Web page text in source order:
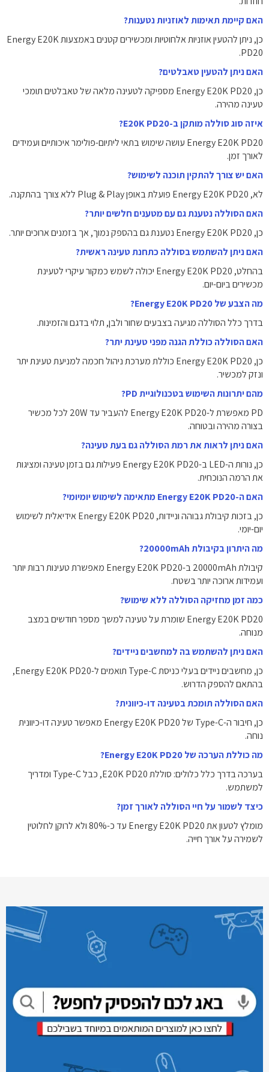
האם קיימת תאימות לאוזניות נטענות?
כן, ניתן להטעין אוזניות אלחוטיות ומכשירים קטנים באמצעות Energy E20K
PD20.
האם ניתן להטעין טאבלטים?
כן, Energy E20K PD20 מספיקה לטעינה מלאה של טאבלטים תומכי
טעינה מהירה.
איזה סוג סוללה מותקן ב-E20K PD20?
Energy E20K PD20 עושה שימוש בתאי ליתיום-פולימר איכותיים ועמידים
לאורך זמן.
האם יש צורך להתקין תוכנה לשימוש?
לא, Energy E20K PD20 פועלת באופן Plug & Play ללא צורך בהתקנה.
האם הסוללה נטענת גם עם מטענים חלשים יותר?
כן, Energy E20K PD20 נטענת גם בהספק נמוך, אך בזמנים ארוכים יותר.
האם ניתן להשתמש בסוללה כתחנת טעינה ראשית?
בהחלט, Energy E20K PD20 יכולה לשמש כמקור עיקרי לטעינת
מכשירים ביום-יום.
מה הצבע של Energy E20K PD20?
בדרך כלל הסוללה מגיעה בצבעים שחור ולבן, תלוי בדגם והזמינות.
האם הסוללה כוללת הגנה מפני טעינת יתר?
כן, Energy E20K PD20 כוללת מערכת ניהול חכמה למניעת טעינת יתר
ונזק למכשיר.
מהם יתרונות השימוש בטכנולוגיית PD?
PD מאפשרת ל-Energy E20K PD20 להעביר עד 20W לכל מכשיר
בצורה מהירה ובטוחה.
האם ניתן לראות את רמת הסוללה גם בעת טעינה?
כן, נורות ה-LED ב-Energy E20K PD20 פעילות גם בזמן טעינה ומציגות
את הרמה הנוכחית.
האם ה-Energy E20K PD20 מתאימה לשימוש יומיומי?
כן, בזכות קיבולת גבוהה וניידות, Energy E20K PD20 אידיאלית לשימוש
יום-יומי.
מה היתרון בקיבולת 20000mAh?
קיבולת 20000mAh ב-Energy E20K PD20 מאפשרת טעינות רבות יותר
ועמידות ארוכה יותר בשטח.
כמה זמן מחזיקה הסוללה ללא שימוש?
Energy E20K PD20 שומרת על טעינה למשך מספר חודשים במצב
מנוחה.
האם ניתן להשתמש בה למחשבים ניידים?
כן, מחשבים ניידים בעלי כניסת Type-C תואמים ל-Energy E20K PD20,
בהתאם להספק הדרוש.
האם הסוללה תומכת בטעינה דו-כיוונית?
כן, חיבור ה-Type-C של Energy E20K PD20 מאפשר טעינה דו-כיוונית
נוחה.
מה כוללת הערכה של Energy E20K PD20?
בערכה בדרך כלל כלולים: סוללת E20K PD20, כבל Type-C ומדריך
למשתמש.
כיצד לשמור על חיי הסוללה לאורך זמן?
מומלץ לטעון את Energy E20K PD20 עד כ-80% ולא לרוקן לחלוטין
לשמירה על אורך חייה.